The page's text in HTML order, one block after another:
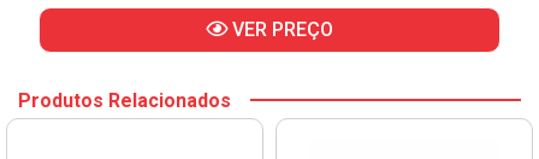
VER PREÇO
Produtos Relacionados